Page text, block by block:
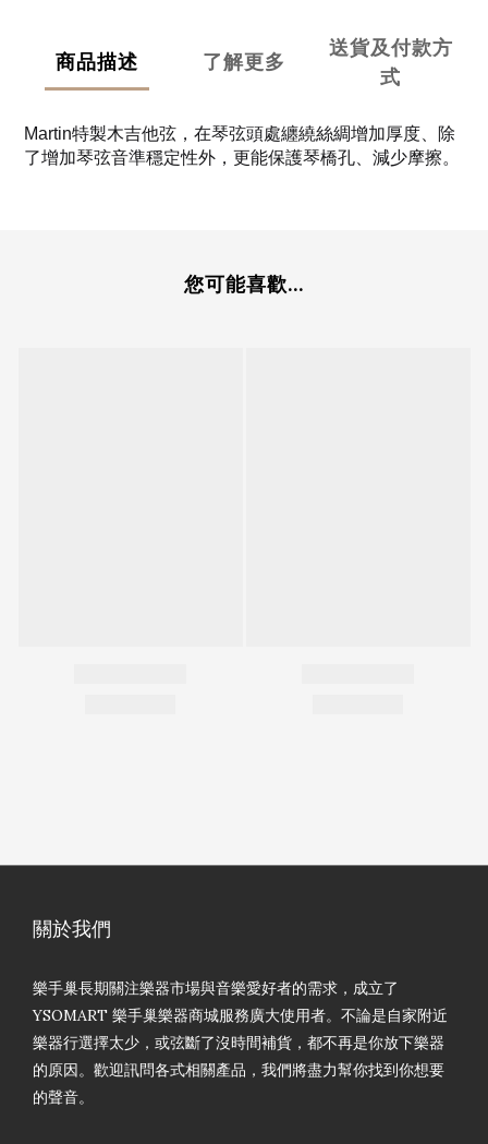
商品描述 了解更多
送貨及付款方
式
Martin特製木吉他弦，在琴弦頭處纏繞絲綢增加厚度、除
了增加琴弦音準穩定性外，更能保護琴橋孔、減少摩擦。
您可能喜歡...
關於我們
樂手巢長期關注樂器市場與音樂愛好者的需求，成立了
YSOMART 樂手巢樂器商城服務廣大使用者。不論是自家附近
樂器行選擇太少，或弦斷了沒時間補貨，都不再是你放下樂器
的原因。歡迎訊問各式相關產品，我們將盡力幫你找到你想要
的聲音。